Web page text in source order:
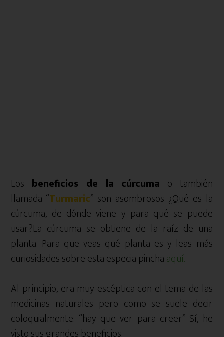
Los beneficios de la cúrcuma o también
llamada “Turmaric” son asombrosos ¿Qué es la
cúrcuma, de dónde viene y para qué se puede
usar?La cúrcuma se obtiene de la raíz de una
planta. Para que veas qué planta es y leas más
curiosidades sobre esta especia pinchaaquí.
Al principio, era muy escéptica con el tema de las
medicinas naturales pero como se suele decir
coloquialmente: “hay que ver para creer” Sí, he